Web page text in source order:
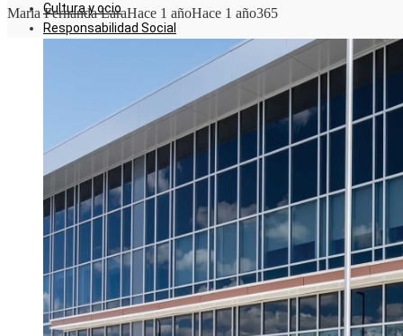
Cultura y ocio
Responsabilidad Social
Maria Fernanda LaraHace 1 añoHace 1 año365